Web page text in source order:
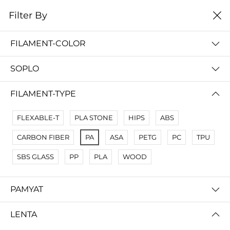
0
No Results
Not Found Filters1
Not Found Filters2
Filter By
FILAMENT-COLOR
SOPLO
FILAMENT-TYPE
FLEXABLE-T PLA STONE HIPS ABS
CARBON FIBER PA ASA PETG PC TPU
SBS GLASS PP PLA WOOD
PAMYAT
LENTA